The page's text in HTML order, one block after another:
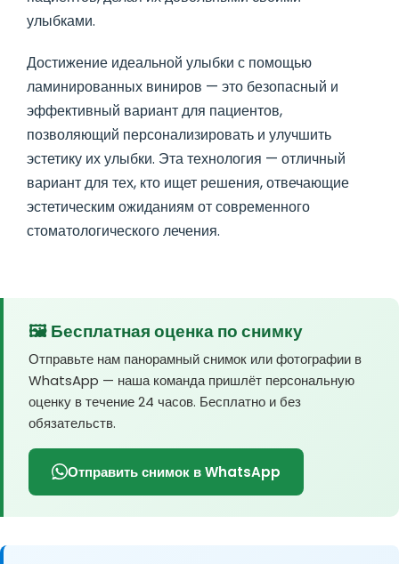
улыбками.
Достижение идеальной улыбки с помощью
ламинированных виниров — это безопасный и
эффективный вариант для пациентов,
позволяющий персонализировать и улучшить
эстетику их улыбки. Эта технология — отличный
вариант для тех, кто ищет решения, отвечающие
эстетическим ожиданиям от современного
стоматологического лечения.
🖼️ Бесплатная оценка по снимку
Отправьте нам панорамный снимок или фотографии в
WhatsApp — наша команда пришлёт персональную
оценку в течение 24 часов. Бесплатно и без
обязательств.
Отправить снимок в WhatsApp